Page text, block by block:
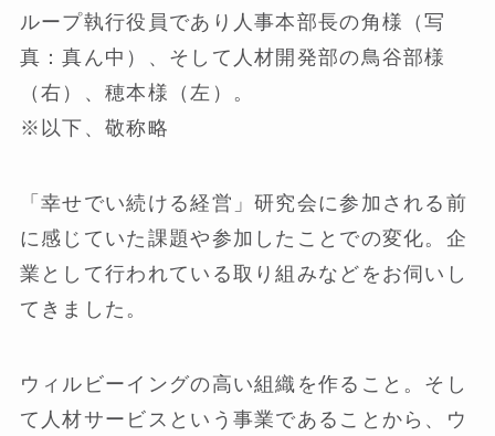
ループ執行役員であり人事本部長の角様（写
真：真ん中）、そして人材開発部の鳥谷部様
（右）、穂本様（左）。
※以下、敬称略
「幸せでい続ける経営」研究会に参加される前
に感じていた課題や参加したことでの変化。企
業として行われている取り組みなどをお伺いし
てきました。
ウィルビーイングの高い組織を作ること。そし
て人材サービスという事業であることから、ウ